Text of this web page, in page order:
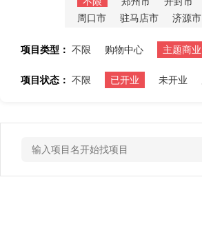
周口市
驻马店市 济源市
项目类型： 不限 购物中心 主题商业
项目状态： 不限 已开业 未开业